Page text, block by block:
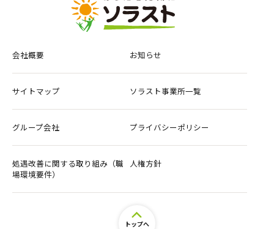
会社概要 お知らせ
サイトマップ ソラスト事業所一覧
グループ会社 プライバシーポリシー
処遇改善に関する取り組み（職
場環境要件）
人権方針
トップへ